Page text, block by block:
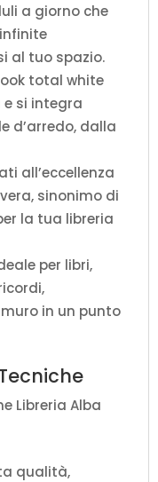
a giorno che
al tuo spazio.
total white
si integra
d’arredo, dalla
all’eccellenza
sinonimo di
la tua libreria
per libri,
in un punto
Libreria Alba
qualità,